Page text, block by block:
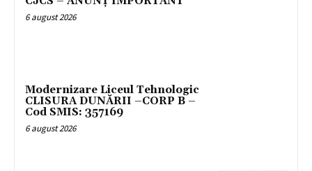
6 august 2026
Modernizare Liceul Tehnologic
CLISURA DUNĂRII –CORP B –
Cod SMIS: 357169
6 august 2026